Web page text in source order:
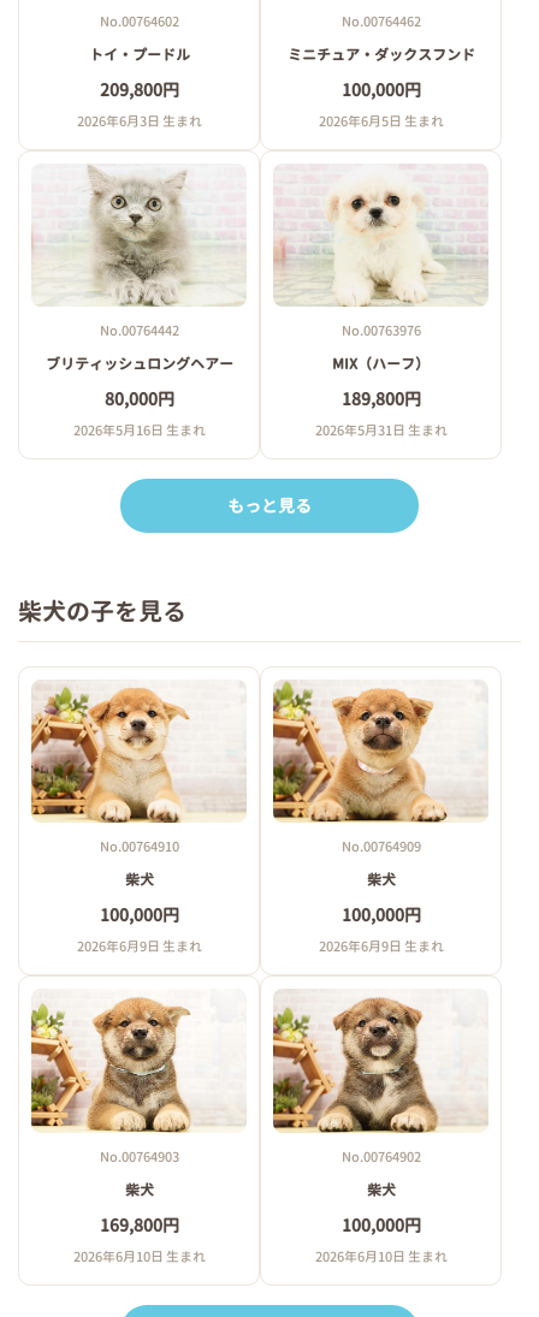
No.00764602
トイ・プードル
209,800円
2026年6月3日 生まれ
No.00764462
ミニチュア・ダックスフンド
100,000円
2026年6月5日 生まれ
No.00764442
ブリティッシュロングヘアー
80,000円
2026年5月16日 生まれ
No.00763976
MIX（ハーフ）
189,800円
2026年5月31日 生まれ
もっと見る
柴犬の子を見る
No.00764910
柴犬
100,000円
2026年6月9日 生まれ
No.00764909
柴犬
100,000円
2026年6月9日 生まれ
No.00764903
柴犬
169,800円
2026年6月10日 生まれ
No.00764902
柴犬
100,000円
2026年6月10日 生まれ